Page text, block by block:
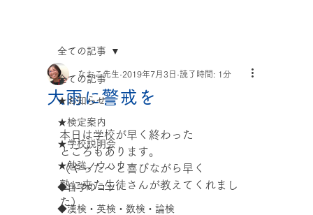
全ての記事
★お知らせ
★検定案内
★学校説明会
★勉強ノウハウ
◆自学のコツ
◆漢検・英検・数検・論検
全ての記事
大雨に警戒を
なおこ先生 2019年7月3日 読了時間: 1分
本日は学校が早く終わった
ところもあります。
（やった～と喜びながら早く
塾に来た生徒さんが教えてくれまし
た）